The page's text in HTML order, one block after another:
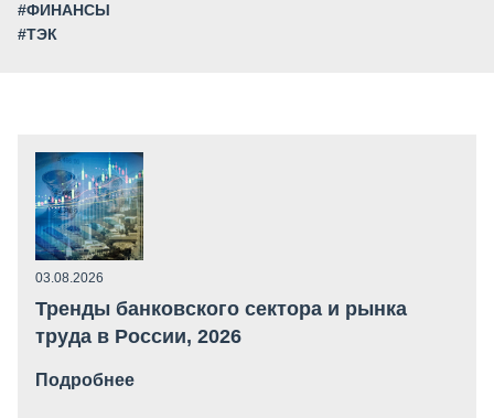
#ФИНАНСЫ
#ТЭК
03.08.2026
Тренды банковского сектора и рынка
труда в России, 2026
Подробнее